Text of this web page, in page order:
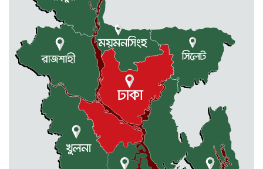
জুলাই গণঅভ্যুত্থান দিবস উপলক্ষে
কলমাকান্দায় আলোচনা সভা ও সংবর্ধনা
অনুষ্ঠিত
ধর্মীয় উপাসনালয়ে কর্মরতরা পাবেন
সম্মানি ভাতা
বকেয়া মজুরির দাবিতে শ্রমিকদের
বিক্ষোভ ও মানবন্ধন